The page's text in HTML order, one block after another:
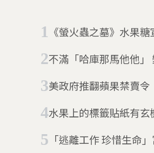
《螢火蟲之墓》水果
不滿「哈庫那馬他他」
美政府推翻蘋果禁賣令
水果上的標籤貼紙有玄
「逃離工作 珍惜生命